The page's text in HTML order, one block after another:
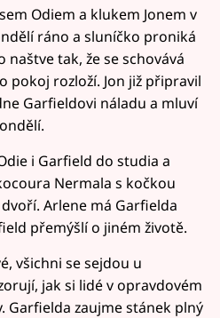
Odiem a klukem Jonem v
ráno a sluníčko proniká
tak, že se schovává
pokoj rozloží. Jon již připravil
Garfieldovi náladu a mluví
i Garfield do studia a
Nermala s kočkou
Arlene má Garfielda
přemýšlí o jiném životě.
všichni se sejdou u
jak si lidé v opravdovém
Garfielda zaujme stánek plný